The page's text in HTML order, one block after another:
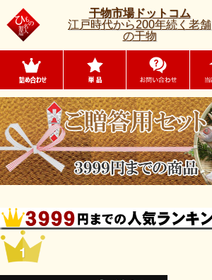
干物市場ドットコム
江戸時代から200年続く老舗
の干物